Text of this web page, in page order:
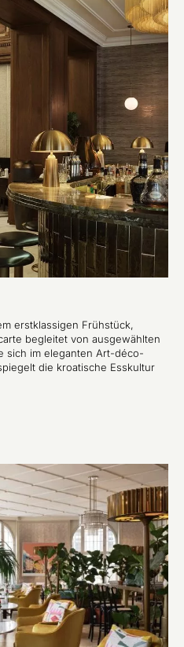
erstklassigen Frühstück,
begleitet von ausgewählten
sich im eleganten Art-déco-
die kroatische Esskultur